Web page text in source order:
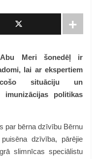
Abu Meri šonedēļ ir
lai ar ekspertiem
situāciju un
imunizācijas politikas
par bērna dzīvību Bērnu
dzīvība, pārējie
slimnīcas speciālistu